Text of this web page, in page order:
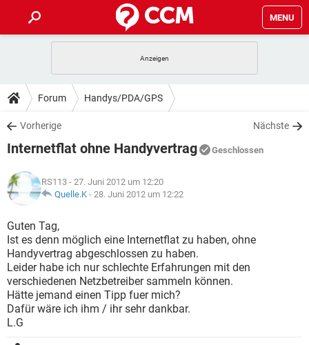
MENU
ANDROID IOS
WINDOWS 10
WHATSAPP TIKTOK
FACEBOOK
TIPPS & TRICKS
SPIELE STREAMING
WHATSAPP
FACEBOOK
DOWNLOADS
SPIELE STREAMING
ANDROID
WINDOWS 10 INSTAGRAM
WHATSAPP
FACEBOOK HARDWARE
SPIELE
ANDROID
WINDOWS 10
WHATSAPP TIKTOK
FACEBOOK HARDWARE
LEXIKON
SPIELE
ANDROID IOS
WINDOWS 10 INSTAGRAM
WHATSAPP TIKTOK
FACEBOOK HARDWARE
Forum Handys/PDA/GPS
Vorherige Nächste
Internetflat ohne Handyvertrag Geschlossen
RS113 - 27. Juni 2012 um 12:20
Quelle.K - 28. Juni 2012 um 12:22
Guten Tag,
Ist es denn möglich eine Internetflat zu haben, ohne
Handyvertrag abgeschlossen zu haben.
Leider habe ich nur schlechte Erfahrungen mit den
verschiedenen Netzbetreiber sammeln können.
Hätte jemand einen Tipp fuer mich?
Dafür wäre ich ihm / ihr sehr dankbar.
L.G